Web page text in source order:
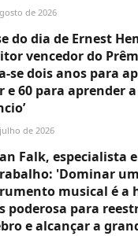
de 2026
do dia de Ernest
vencedor do
se dois anos para
e 60 para aprender
de 2026
Falk, especialista
'Dominar um
musical é a
poderosa para
e alcançar a